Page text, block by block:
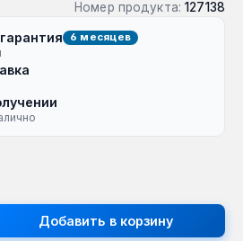
Номер продукта: 127138
6 месяцев
введите
Добавить в корзину